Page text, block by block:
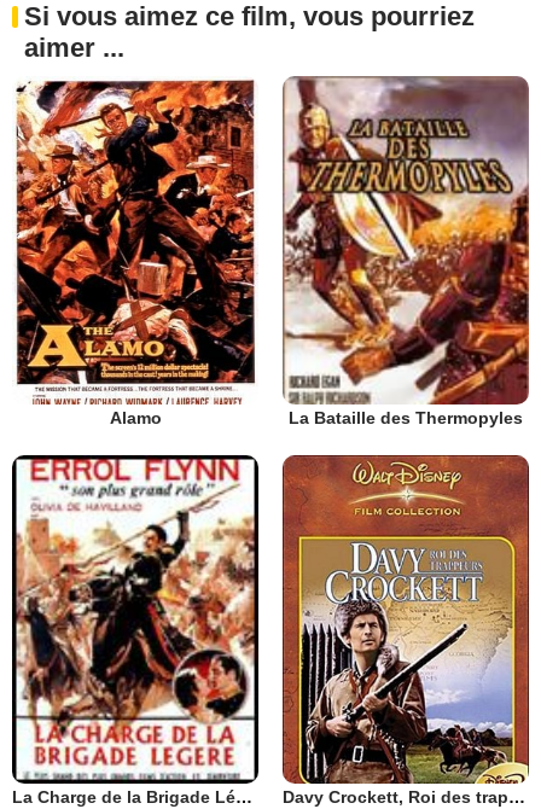
Si vous aimez ce film, vous pourriez
aimer ...
Alamo La Bataille des Thermopyles
La Charge de la Brigade Légère Davy Crockett, Roi des trappeurs